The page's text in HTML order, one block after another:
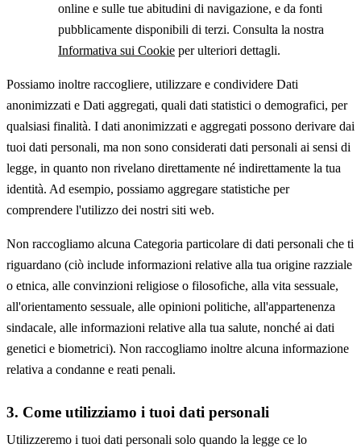
online e sulle tue abitudini di navigazione, e da fonti
pubblicamente disponibili di terzi. Consulta la nostra
Informativa sui Cookie per ulteriori dettagli.
Possiamo inoltre raccogliere, utilizzare e condividere Dati
anonimizzati e Dati aggregati, quali dati statistici o demografici, per
qualsiasi finalità. I dati anonimizzati e aggregati possono derivare dai
tuoi dati personali, ma non sono considerati dati personali ai sensi di
legge, in quanto non rivelano direttamente né indirettamente la tua
identità. Ad esempio, possiamo aggregare statistiche per
comprendere l'utilizzo dei nostri siti web.
Non raccogliamo alcuna Categoria particolare di dati personali che ti
riguardano (ciò include informazioni relative alla tua origine razziale
o etnica, alle convinzioni religiose o filosofiche, alla vita sessuale,
all'orientamento sessuale, alle opinioni politiche, all'appartenenza
sindacale, alle informazioni relative alla tua salute, nonché ai dati
genetici e biometrici). Non raccogliamo inoltre alcuna informazione
relativa a condanne e reati penali.
3. Come utilizziamo i tuoi dati personali
Utilizzeremo i tuoi dati personali solo quando la legge ce lo